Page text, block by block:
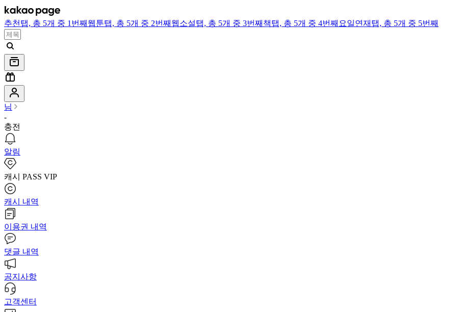
추천 탭, 총 5개 중 1번째 웹툰탭, 총 5개 중 2번째 웹소설탭, 총 5개 중 3번째 책탭, 총 5개 중 4번째 요일연재 탭, 총 5개 중 5번째
님
-
충전
알림
캐시 PASS VIP
캐시 내역
이용권 내역
댓글 내역
공지사항
고객센터